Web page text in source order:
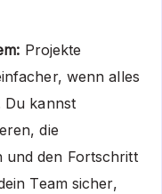
Projekte
wenn alles
Du kannst
die
und den Fortschritt
Team sicher,